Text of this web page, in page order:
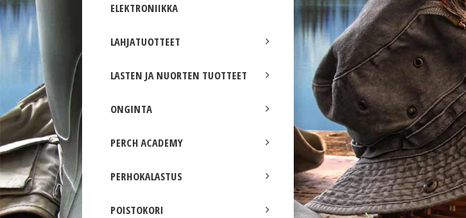
ELEKTRONIIKKA
LAHJATUOTTEET
LASTEN JA NUORTEN TUOTTEET
ONGINTA
PERCH ACADEMY
PERHOKALASTUS
POISTOKORI